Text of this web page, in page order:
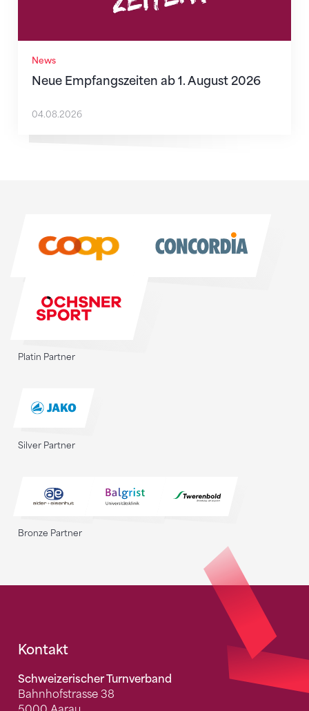
News
Neue Empfangszeiten ab 1. August 2026
04.08.2026
Platin Partner
Silver Partner
Bronze Partner
Fusszeile
Kontakt
Schweizerischer Turnverband
Bahnhofstrasse 38